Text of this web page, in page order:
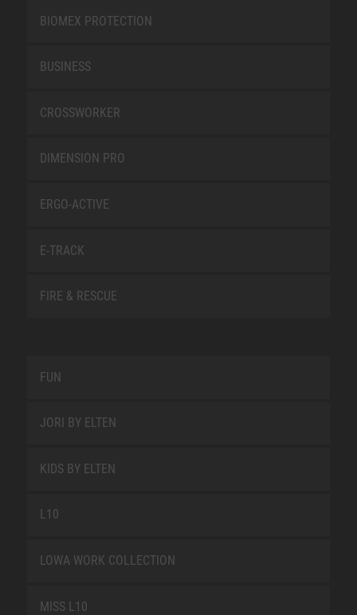
BIOMEX PROTECTION
BUSINESS
CROSSWORKER
DIMENSION PRO
ERGO-ACTIVE
E-TRACK
FIRE & RESCUE
FUN
JORI BY ELTEN
KIDS BY ELTEN
L10
LOWA WORK COLLECTION
MISS L10